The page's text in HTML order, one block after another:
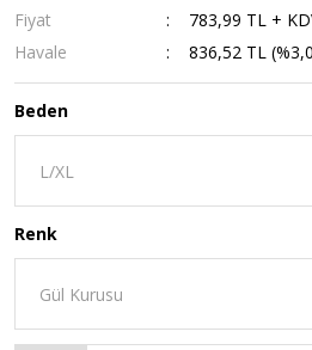
Fiyat
783,99 TL +
Havale
836,52 TL
Beden
Renk